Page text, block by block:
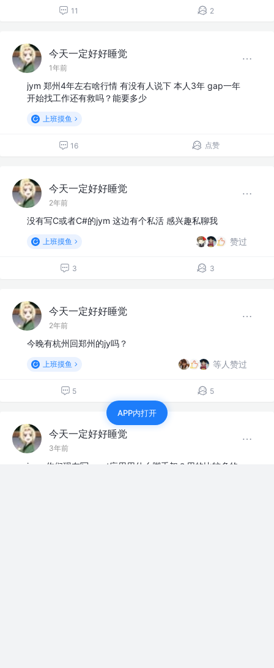
11 2
今天一定好好睡觉
1年前
jym 郑州4年左右啥行情 有没有人说下 本人3年 gap一年
开始找工作还有救吗？能要多少
上班摸鱼
16 点赞
今天一定好好睡觉
2年前
没有写C或者C#的jym 这边有个私活 感兴趣私聊我
上班摸鱼 赞过
3 3
今天一定好好睡觉
2年前
今晚有杭州回郑州的jy吗？
上班摸鱼 等人赞过
5 5
今天一定好好睡觉
3年前
jym, 你们现在写react应用用什么脚手架？用的比较多的
APP内打开